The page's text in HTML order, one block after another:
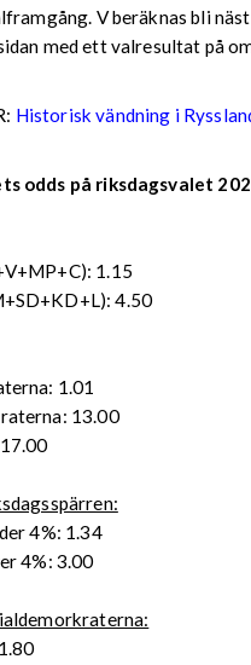
V beräknas bli
med ett valresultat på
Historisk vändning i
odds på riksdagsvalet
1.15
4.50
1.01
13.00
4%: 1.34
4%: 3.00